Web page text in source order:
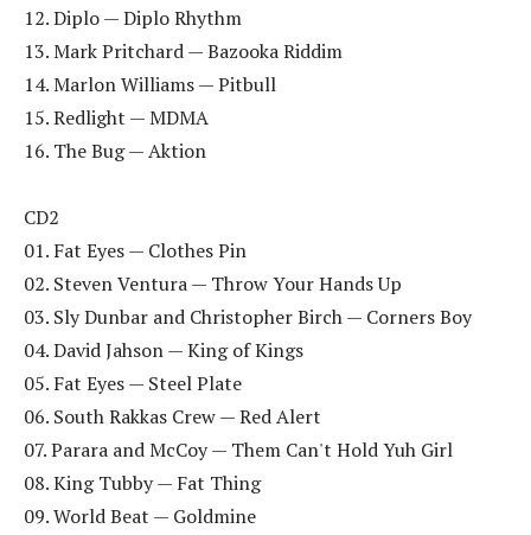
12. Diplo — Diplo Rhythm
13. Mark Pritchard — Bazooka Riddim
14. Marlon Williams — Pitbull
15. Redlight — MDMA
16. The Bug — Aktion
CD2
01. Fat Eyes — Clothes Pin
02. Steven Ventura — Throw Your Hands Up
03. Sly Dunbar and Christopher Birch — Corners Boy
04. David Jahson — King of Kings
05. Fat Eyes — Steel Plate
06. South Rakkas Crew — Red Alert
07. Parara and McCoy — Them Can't Hold Yuh Girl
08. King Tubby — Fat Thing
09. World Beat — Goldmine